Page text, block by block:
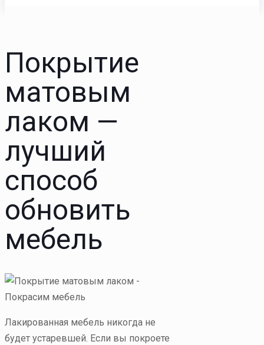
Покрытие
матовым
лаком —
лучший
способ
обновить
мебель
Лакированная мебель никогда не
будет устаревшей. Если вы покроете